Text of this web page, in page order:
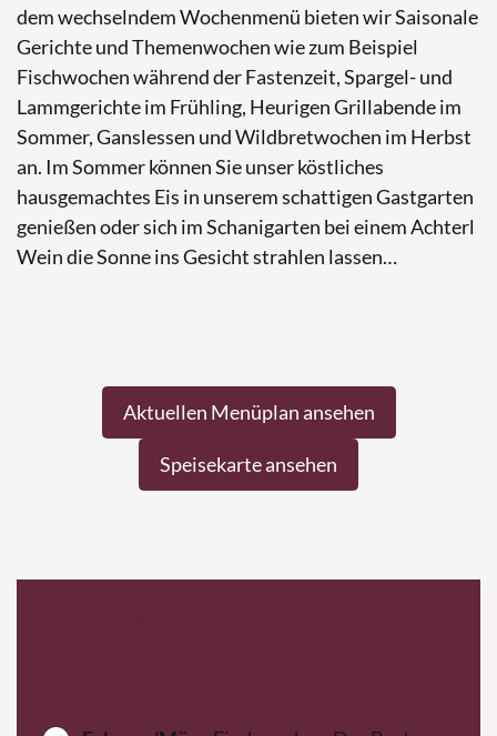
dem wechselndem Wochenmenü bieten wir Saisonale
Gerichte und Themenwochen wie zum Beispiel
Fischwochen während der Fastenzeit, Spargel- und
Lammgerichte im Frühling, Heurigen Grillabende im
Sommer, Ganslessen und Wildbretwochen im Herbst
an. Im Sommer können Sie unser köstliches
hausgemachtes Eis in unserem schattigen Gastgarten
genießen oder sich im Schanigarten bei einem Achterl
Wein die Sonne ins Gesicht strahlen lassen…
Aktuellen Menüplan ansehen
Speisekarte ansehen